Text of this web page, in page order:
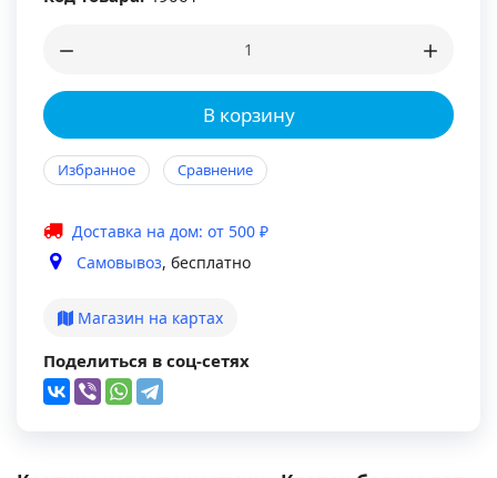
В корзину
Избранное Сравнение
Доставка на дом: от 500 ₽
Самовывоз, бесплатно
Магазин на картах
Поделиться в соц-сетях